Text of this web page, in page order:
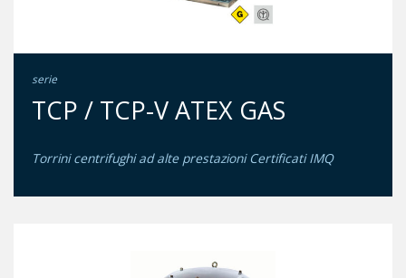
serie
TCP / TCP-V ATEX GAS
Torrini centrifughi ad alte prestazioni Certificati IMQ